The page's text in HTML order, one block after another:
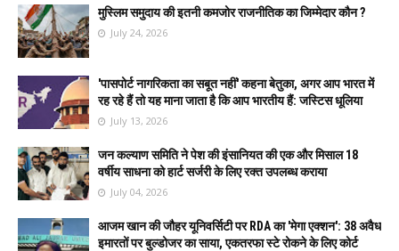
मुस्लिम समुदाय की इतनी कमजोर राजनीतिक का जिम्मेदार कौन ?
July 24, 2026
'पासपोर्ट नागरिकता का सबूत नहीं' कहना बेतुका, अगर आप भारत में
रह रहे हैं तो यह माना जाता है कि आप भारतीय हैं: जस्टिस धूलिया
July 13, 2026
जन कल्याण समिति ने पेश की इंसानियत की एक और मिसाल 18
वर्षीय साधना को हार्ट सर्जरी के लिए रक्त उपलब्ध कराया
July 04, 2026
आजम खान की जौहर यूनिवर्सिटी पर RDA का 'मेगा एक्शन': 38 अवैध
इमारतों पर बुल्डोजर का साया, एकतरफा स्टे रोकने के लिए कोर्ट